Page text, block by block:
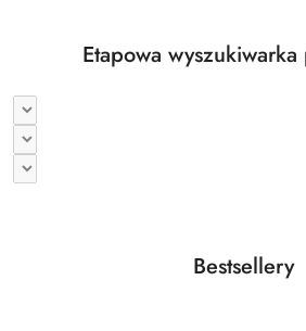
Etapowa
Pomiń karuzelę produktów
Produkty
Bestsellery